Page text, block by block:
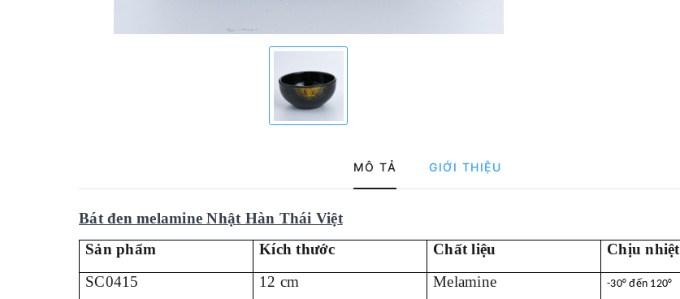
MÔ TẢ GIỚI THIỆU
Bát đen melamine Nhật Hàn Thái Việt
Sản phẩm
Kích thước Chất liệu
Chịu nhiệt
SC0415
12 cm Melamine -30° đến 120°